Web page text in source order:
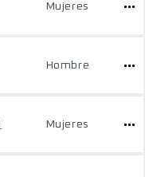
Mujeres
Hombre
Mujeres